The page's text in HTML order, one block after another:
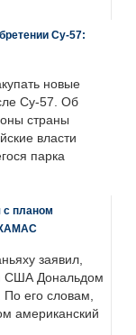
Су-57:
новые
Су-57. Об
страны
власти
парка
с планом
ХАМАС
заявил,
США Дональдом
его словам,
американский